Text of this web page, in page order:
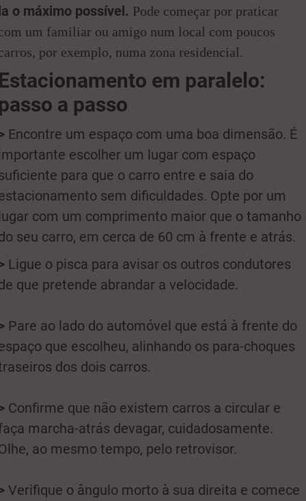
o máximo possível. Pode começar por praticar
um familiar ou amigo num local com poucos
por exemplo, numa zona residencial.
stacionamento em paralelo:
a passo
Encontre um espaço com uma boa dimensão. É
escolher um lugar com espaço
para que o carro entre e saia do
sem dificuldades. Opte por um
com um comprimento maior que o tamanho
seu carro, em cerca de 60 cm à frente e atrás.
Ligue o pisca para avisar os outros condutores
que pretende abrandar a velocidade.
Pare ao lado do automóvel que está à frente do
que escolheu, alinhando os para-choques
dos dois carros.
Confirme que não existem carros a circular e
marcha-atrás devagar, cuidadosamente.
ao mesmo tempo, pelo retrovisor.
Verifique o ângulo morto à sua direita e comece